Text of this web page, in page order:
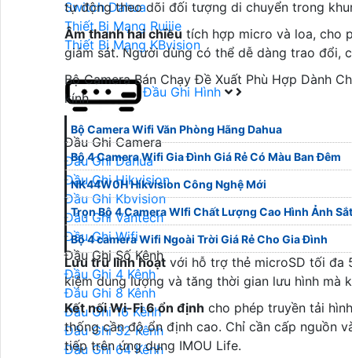
Switch Dahua
Thiết Bị Mạng Ruijie
Thiết Bị Mạng KBvision
Đầu Ghi Hình
Đầu Ghi Camera
Đầu Ghi Dahua
Đầu Ghi Hikvision
Đầu Ghi Kbvision
Đầu Ghi Vantech
Đầu Ghi Wifi
Đầu Ghi Số Kênh
Đầu Ghi 4 Kênh
Đầu Ghi 8 Kênh
Đầu Ghi 16 Kênh
Đầu Ghi 32 Kênh
Đầu Ghi 64 Kênh
tự động theo dõi đối tượng di chuyển trong
Âm thanh hai chiều tích hợp micro và loa, cho
giám sát. Người dùng có thể dễ dàng trao đổi,
Bộ Camera Bán Chạy Đề Xuất Phù Hợp Dành
kính
Bộ Camera Wifi Văn Phòng Hãng Dahua
Bộ 4 Camera Wifi Gia Đình Giá Rẻ Có Màu Ban Đêm
NK44W0H Hikvision Công Nghệ Mới
Trọn Bộ 4 Camera WIfi Chất Lượng Cao Hình Ảnh
Bộ 4 camera Wifi Ngoài Trời Giá Rẻ Cho Gia Đình
Lưu trữ linh hoạt với hỗ trợ thẻ microSD tối đa
kiệm dung lượng và tăng thời gian lưu hình mà
Kết nối Wi-Fi 6 ổn định cho phép truyền tải
thống cần độ ổn định cao. Chỉ cần cấp nguồn
tiếp trên ứng dụng IMOU Life.